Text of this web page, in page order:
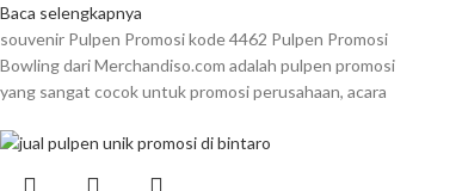
Baca selengkapnya
souvenir Pulpen Promosi kode 4462 Pulpen Promosi
Bowling dari Merchandiso.com adalah pulpen promosi
yang sangat cocok untuk promosi perusahaan, acara